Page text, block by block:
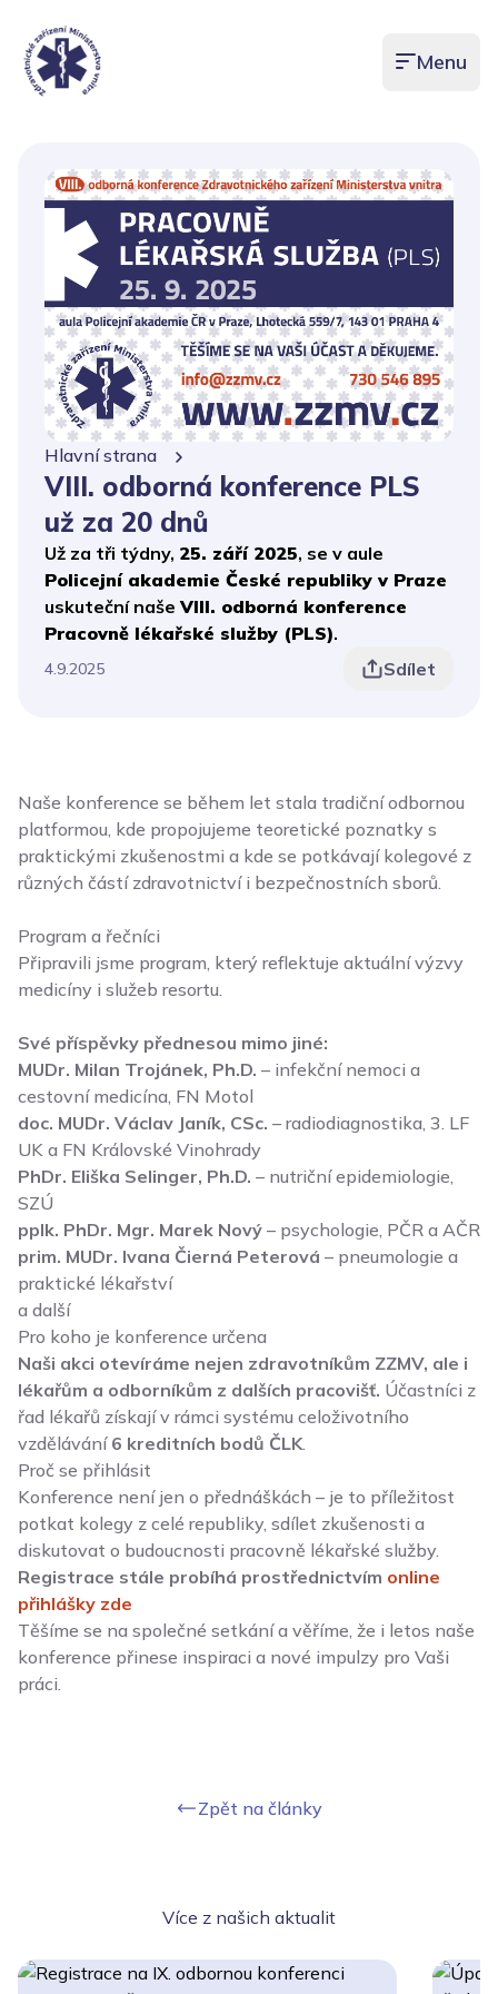
Otevřít
Menu
Hlavní strana
VIII. odborná konference PLS
už za 20 dnů
Už za tři týdny, 25. září 2025, se v aule
Policejní akademie České republiky v Praze
uskuteční našeVIII. odborná konference
Pracovně lékařské služby (PLS).
4.9.2025 Sdílet
Naše konference se během let stala tradiční odbornou
platformou, kde propojujeme teoretické poznatky s
praktickými zkušenostmi a kde se potkávají kolegové z
různých částí zdravotnictví i bezpečnostních sborů.
Program a řečníci
Připravili jsme program, který reflektuje aktuální výzvy
medicíny i služeb resortu.
Své příspěvky přednesou mimo jiné:
MUDr. Milan Trojánek, Ph.D. – infekční nemoci a
cestovní medicína, FN Motol
doc. MUDr. Václav Janík, CSc. – radiodiagnostika, 3. LF
UK a FN Královské Vinohrady
PhDr. Eliška Selinger, Ph.D. – nutriční epidemiologie,
SZÚ
pplk. PhDr. Mgr. Marek Nový – psychologie, PČR a AČR
prim. MUDr. Ivana Čierná Peterová – pneumologie a
praktické lékařství
a další
Pro koho je konference určena
Naši akci otevíráme nejen zdravotníkům ZZMV, ale i
lékařům a odborníkům z dalších pracovišť. Účastníci z
řad lékařů získají v rámci systému celoživotního
vzdělávání 6 kreditních bodů ČLK.
Proč se přihlásit
Konference není jen o přednáškách – je to příležitost
potkat kolegy z celé republiky, sdílet zkušenosti a
diskutovat o budoucnosti pracovně lékařské služby.
Registrace stále probíhá prostřednictvím online
přihlášky zde
Těšíme se na společné setkání a věříme, že i letos naše
konference přinese inspiraci a nové impulzy pro Vaši
práci.
Zpět na články
Více z našich aktualit